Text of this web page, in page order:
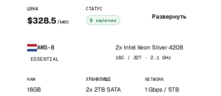
ЦЕНА
$328.5 /мес
СТАТУС
В наличии Развернуть
AMS-8
ESSENTIAL
2x Intel Xeon Silver 4208
16C / 32T · 2.1 GHz
RAM
16GB
ХРАНИЛИЩЕ
2x 2TB SATA
NETWORK
1 Gbps / 5TB